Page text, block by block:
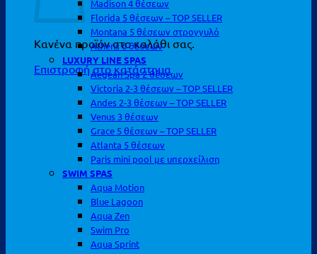
Κανένα προϊόν στο καλάθι σας.
Επιστροφή στο κατάστημα
Madison 4 θέσεων
Florida 5 θέσεων – TOP SELLER
Montana 5 θέσεων στρογγυλό
Athens 6 θέσεων
LUXURY LINE SPAS
Aegean Spa 2 θέσεων
Victoria 2-3 θέσεων – TOP SELLER
Andes 2-3 θέσεων – TOP SELLER
Venus 3 θέσεων
Grace 5 θέσεων – TOP SELLER
Atlanta 5 θέσεων
Paris mini pool με υπερχείλιση
SWIM SPAS
Aqua Motion
Blue Lagoon
Aqua Zen
Swim Pro
Aqua Sprint